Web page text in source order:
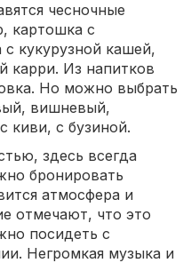
чесночные
картошка с
кукурузной кашей,
карри. Из напитков
Но можно выбрать
вишневый,
киви, с бузиной.
здесь всегда
бронировать
атмосфера и
отмечают, что это
посидеть с
Негромкая музыка и